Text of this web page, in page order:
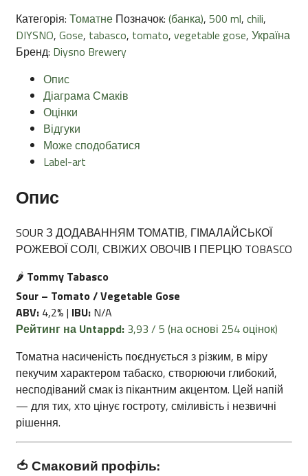
Категорія: Томатне Позначок: (банка), 500 ml, chili,
DIYSNO, Gose, tabasco, tomato, vegetable gose, Україна
Бренд: Diysno Brewery
Опис
Діаграма Смаків
Оцінки
Відгуки
Може сподобатися
Label-art
Опис
SOUR З ДОДАВАННЯМ ТОМАТІВ, ГІМАЛАЙСЬКОЇ
РОЖЕВОЇ СОЛІ, СВІЖИХ ОВОЧІВ І ПЕРЦЮ TOBASCO
🌶️ Tommy Tabasco
Sour – Tomato / Vegetable Gose
ABV: 4,2% | IBU: N/A
Рейтинг на Untappd: 3,93 / 5 (на основі 254 оцінок)
Томатна насиченість поєднується з різким, в міру
пекучим характером табаско, створюючи глибокий,
несподіваний смак із пікантним акцентом. Цей напій
— для тих, хто цінує гостроту, сміливість і незвичні
рішення.
🍅 Смаковий профіль: